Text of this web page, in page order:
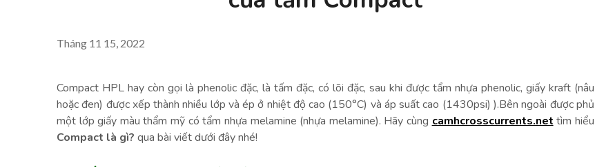
Tháng 11 15, 2022
Compact HPL hay còn gọi là phenolic đặc, là tấm đặc, có lõi đặc, sau khi được tẩm nhựa phenolic, giấy kraft (nâu
hoặc đen) được xếp thành nhiều lớp và ép ở nhiệt độ cao (150°C) và áp suất cao (1430psi) ).Bên ngoài được phủ
một lớp giấy màu thẩm mỹ có tẩm nhựa melamine (nhựa melamine). Hãy cùng camhcrosscurrents.net tìm hiểu
Compact là gì? qua bài viết dưới đây nhé!